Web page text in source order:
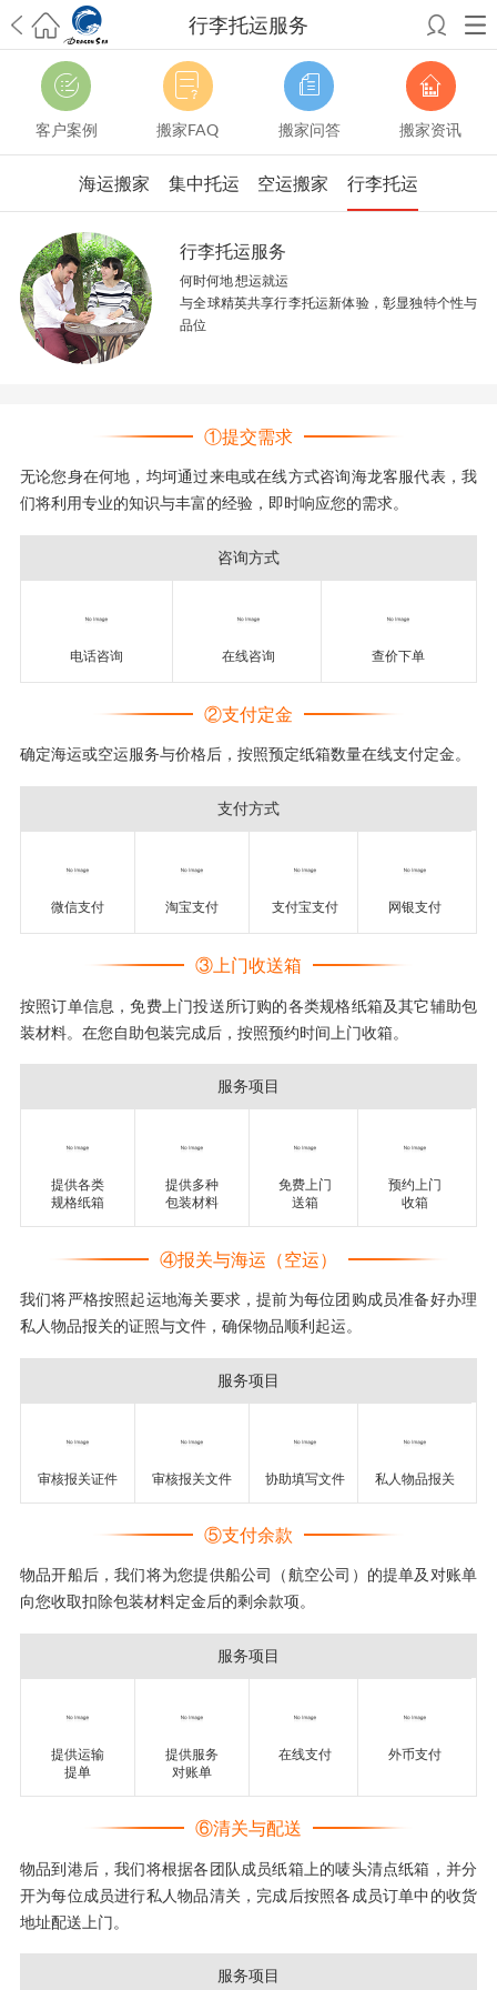
行李托运服务
希望邮寄国际包裹顺利，从广州市国际快递邮寄到新西兰哪个公司好？
澳洲海运搬家回广州报关清关要怎么做？注意事项有哪些？
青岛市国际
搬家服务到美国，搬家公司有哪些搬家方案？大连市国际搬家服务到中
国台湾是一种怎样的体验？有人分享搬家经历吗？
从长沙市国际快递邮
法有哪些？具体怎么操作？ 国际搬家：家具海运到奥克兰怎么样能省
影响国际搬家吗？上海搬家到新西兰旺格雷有点不一样
输到澳大利亚，移民如何跨国搬家？ 上海移民搬家到塞浦路斯，国际搬
家怎么搬省钱？昆明搬家到美国，如何打包才能对国际长途运输放心？
从秦皇岛市托运到美国
从重庆市托运到美国
张家界市托运到美国
客户案例 搬家FAQ 搬家问答 搬家资讯
海运搬家 集中托运 空运搬家 行李托运
行李托运服务
何时何地 想运就运
与全球精英共享行李托运新体验，彰显独特个性与
品位
①提交需求
无论您身在何地，均坷通过来电或在线方式咨询海龙客服代表，我
们将利用专业的知识与丰富的经验，即时响应您的需求。
咨询方式
电话咨询 在线咨询 查价下单
②支付定金
确定海运或空运服务与价格后，按照预定纸箱数量在线支付定金。
支付方式
微信支付 淘宝支付 支付宝支付 网银支付
③上门收送箱
按照订单信息，免费上门投送所订购的各类规格纸箱及其它辅助包
装材料。在您自助包装完成后，按照预约时间上门收箱。
服务项目
提供各类
规格纸箱
提供多种
包装材料
免费上门
送箱
预约上门
收箱
④报关与海运（空运）
我们将严格按照起运地海关要求，提前为每位团购成员准备好办理
私人物品报关的证照与文件，确保物品顺利起运。
服务项目
审核报关证件 审核报关文件 协助填写文件 私人物品报关
⑤支付余款
物品开船后，我们将为您提供船公司（航空公司）的提单及对账单
向您收取扣除包装材料定金后的剩余款项。
服务项目
提供运输
提单
提供服务
对账单
在线支付 外币支付
⑥清关与配送
物品到港后，我们将根据各团队成员纸箱上的唛头清点纸箱，并分
开为每位成员进行私人物品清关，完成后按照各成员订单中的收货
地址配送上门。
服务项目